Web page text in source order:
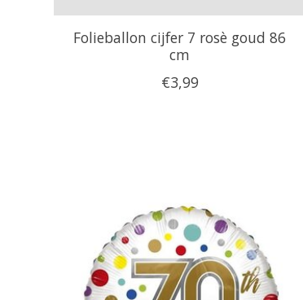
Folieballon cijfer 7 rosè goud 86
cm
€3,99